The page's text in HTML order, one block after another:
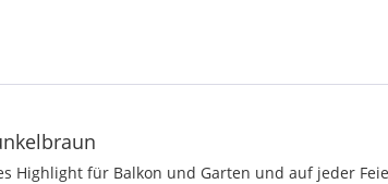
Highlight für Balkon und Garten und auf jeder